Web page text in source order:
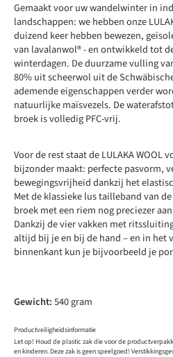
Gemaakt voor uw wandelwinter in
landschappen: we hebben onze
duizend keer hebben bewezen,
van lavalanwol® - en ontwikkeld tot
winterdagen. De duurzame vulling
80% uit scheerwol uit de
ademende eigenschappen verder
natuurlijke maïsvezels. De
broek is volledig PFC-vrij.
Voor de rest staat de LULAKA WOOL
bijzonder maakt: perfecte pasvorm,
bewegingsvrijheid dankzij het
Met de klassieke lus tailleband van de
broek met een riem nog preciezer
Dankzij de vier vakken met
altijd bij je en bij de hand – en in het
binnenkant kun je bijvoorbeeld je
Gewicht:540 gram
Productveiligheidsinformatie
Let op! Houd de plastic zak die voor de
en kinderen. Deze zak is geen speelgoed!